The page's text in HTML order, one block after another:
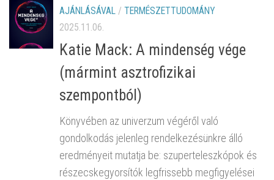
AJÁNLÁSÁVAL / TERMÉSZETTUDOMÁNY
2025.11.06.
Katie Mack: A mindenség vége
(mármint asztrofizikai
szempontból)
Könyvében az univerzum végéről való
gondolkodás jelenleg rendelkezésünkre álló
eredményeit mutatja be: szuperteleszkópok és
részecskegyorsítók legfrissebb megfigyelései